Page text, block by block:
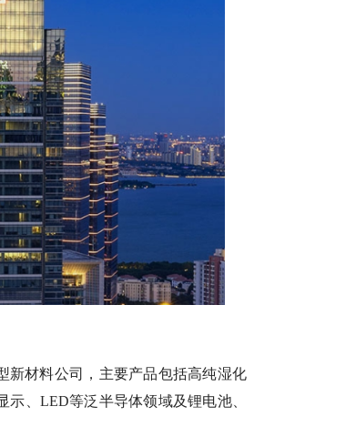
新材料公司，主要产品包括高纯湿化
、LED等泛半导体领域及锂电池、